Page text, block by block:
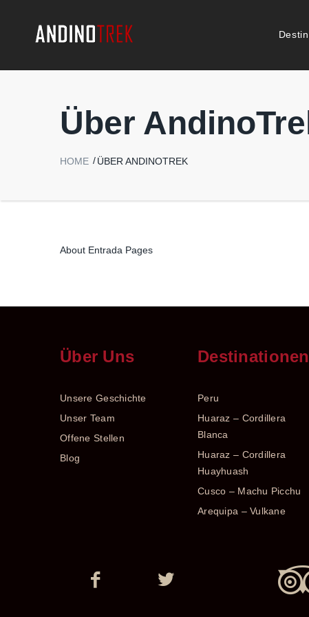
Über
HOME ÜBER ANDINOTREK
About Entrada Pages
Über Uns
Unsere Geschichte
Unser Team
Offene Stellen
Blog
Destinationen
Peru
Huaraz – Cordillera
Blanca
Huaraz – Cordillera
Huayhuash
Cusco – Machu Picchu
Arequipa – Vulkane